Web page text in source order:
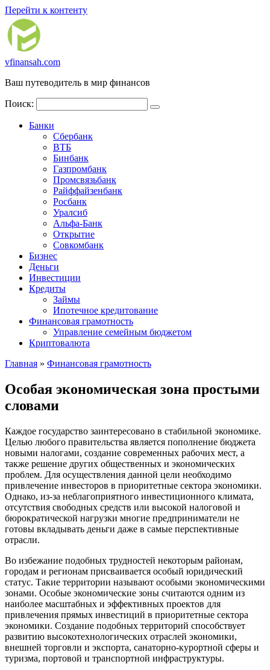
Перейти к контенту
vfinansah.com
Ваш путеводитель в мир финансов
Поиск:
Банки
Сбербанк
ВТБ
Бинбанк
Газпромбанк
Промсвязьбанк
Райффайзенбанк
Росбанк
Уралсиб
Альфа-Банк
Открытие
Совкомбанк
Бизнес
Деньги
Инвестиции
Кредиты
Займы
Ипотечное кредитование
Финансовая грамотность
Управление семейным бюджетом
Криптовалюта
Главная » Финансовая грамотность
Особая экономическая зона простыми
словами
Каждое государство заинтересовано в стабильной экономике.
Целью любого правительства является пополнение бюджета
новыми налогами, создание современных рабочих мест, а
также решение других общественных и экономических
проблем. Для осуществления данной цели необходимо
привлечение инвесторов в приоритетные сектора экономики.
Однако, из-за неблагоприятного инвестиционного климата,
отсутствия свободных средств или высокой налоговой и
бюрократической нагрузки многие предприниматели не
готовы вкладывать деньги даже в самые перспективные
отрасли.
Во избежание подобных трудностей некоторым районам,
городам и регионам присваивается особый юридический
статус. Такие территории называют особыми экономическими
зонами. Особые экономические зоны считаются одним из
наиболее масштабных и эффективных проектов для
привлечения прямых инвестиций в приоритетные сектора
экономики. Создание подобных территорий способствует
развитию высокотехнологических отраслей экономики,
внешней торговли и экспорта, санаторно-курортной сферы и
туризма, портовой и транспортной инфраструктуры.